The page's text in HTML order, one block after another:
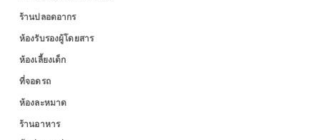
ร้านปลอดอากร
ห้องรับรองผู้โดยสาร
ห้องเลี้ยงเด็ก
ที่จอดรถ
ห้องละหมาด
ร้านอาหาร